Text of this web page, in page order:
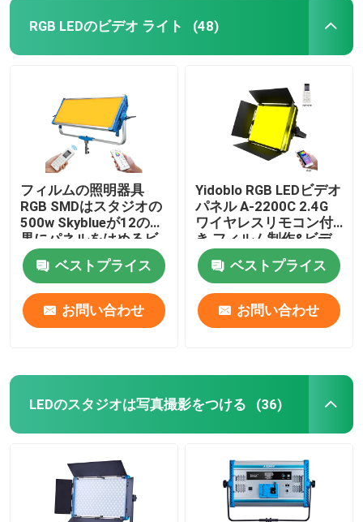
RGB LEDのビデオ ライト (48)
フィルムの照明器具
RGB SMDはスタジオの
500w Skyblueが12の効
果にパネルをはめるビ
デオ軽い写真撮影ライ
トを導いたベストプライス
お問い合わせ
Yidoblo RGB LEDビデオ
パネル A-2200C 2.4G
ワイヤレスリモコン付
き フィルム制作&ビデ
オ制作用 LEDライト
ベストプライス
お問い合わせ
LEDのスタジオは写真撮影をつける (36)